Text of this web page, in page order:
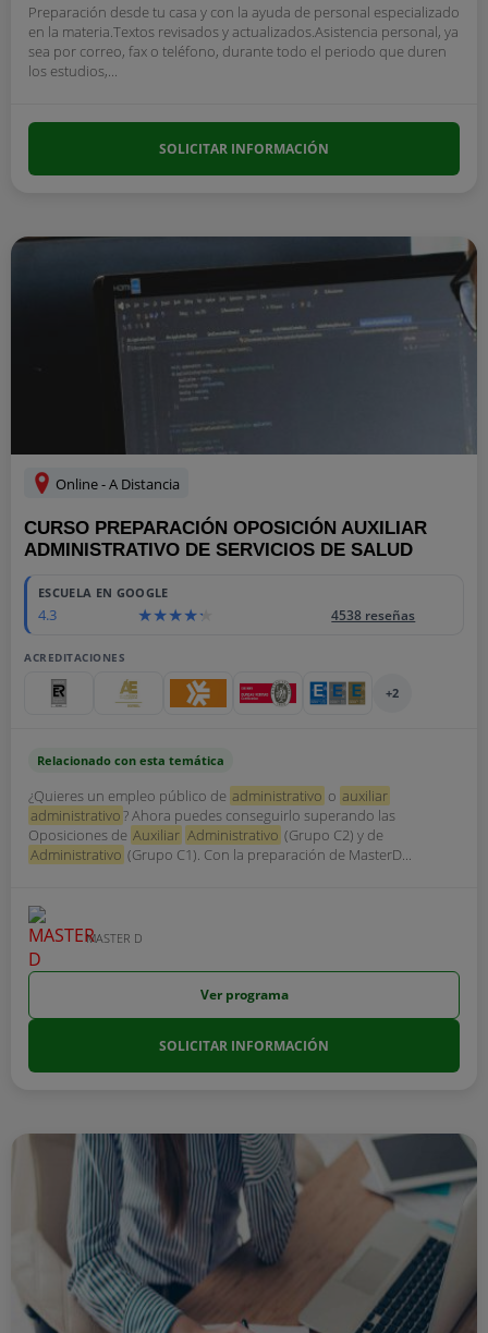
Preparación desde tu casa y con la ayuda de personal especializado
en la materia.Textos revisados y actualizados.Asistencia personal, ya
sea por correo, fax o teléfono, durante todo el periodo que duren
los estudios,...
SOLICITAR INFORMACIÓN
Online - A Distancia
CURSO PREPARACIÓN OPOSICIÓN AUXILIAR
ADMINISTRATIVO DE SERVICIOS DE SALUD
ESCUELA EN GOOGLE
4.3 4538 reseñas
ACREDITACIONES
+2
Relacionado con esta temática
¿Quieres un empleo público de administrativo o auxiliar
administrativo? Ahora puedes conseguirlo superando las
Oposiciones de Auxiliar Administrativo (Grupo C2) y de
Administrativo (Grupo C1). Con la preparación de MasterD...
MASTER D
Ver programa
SOLICITAR INFORMACIÓN